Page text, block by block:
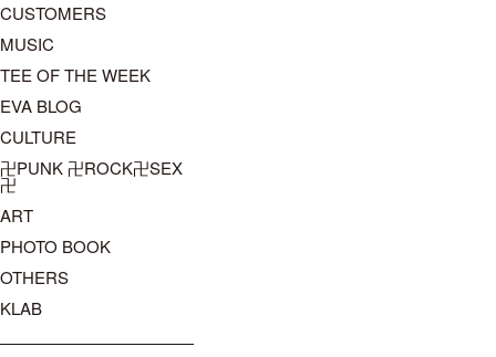
CUSTOMERS
MUSIC
TEE OF THE WEEK
EVA BLOG
CULTURE
卍PUNK 卍ROCK卍SEX
卍
ART
PHOTO BOOK
OTHERS
KLAB